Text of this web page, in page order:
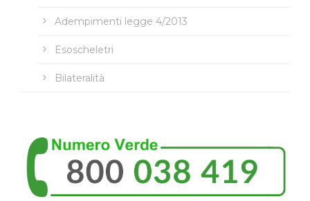
Adempimenti legge 4/2013
Esoscheletri
Bilateralità